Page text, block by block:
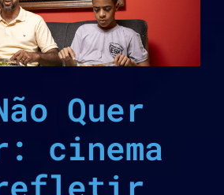
Quer
cinema